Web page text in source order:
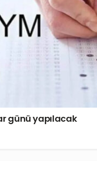
günü yapılacak